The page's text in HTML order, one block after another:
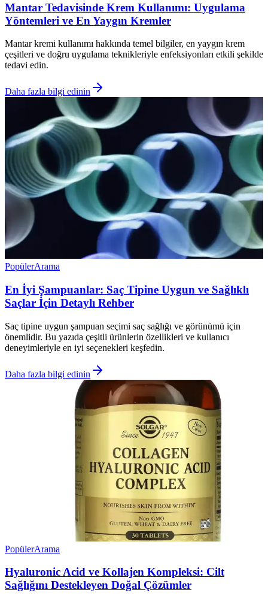
Mantar Tedavisinde Krem Kullanımı: Uygulama
Yöntemleri ve En Yaygın Kremler
Mantar kremi kullanımı hakkında temel bilgiler, en yaygın krem
çeşitleri ve doğru uygulama teknikleriyle enfeksiyonları etkili şekilde
tedavi edin.
Daha fazla bilgi edinin
PopülerArama
En İyi Şampuanlar: Saç Tipine Uygun ve Sağlıklı
Saçlar İçin Detaylı Rehber
Saç tipine uygun şampuan seçimi saç sağlığı ve görünümü için
önemlidir. Bu yazıda çeşitli ürünlerin özellikleri ve kullanıcı
deneyimleriyle en iyi seçenekleri keşfedin.
Daha fazla bilgi edinin
PopülerArama
Hyaluronic Acid ve Kollajen Kompleksi: Cilt
Sağlığını Destekleyen Doğal Çözümler